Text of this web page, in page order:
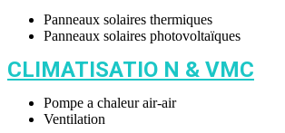
Panneaux solaires thermiques
Panneaux solaires photovoltaïques
CLIMATISATIO N & VMC
Pompe a chaleur air-air
Ventilation